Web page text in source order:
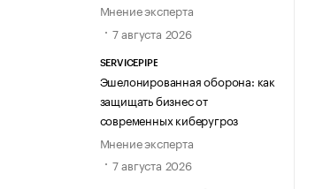
Мнение эксперта
7 августа 2026
SERVICEPIPE
Эшелонированная оборона: как
защищать бизнес от
современных киберугроз
Мнение эксперта
7 августа 2026